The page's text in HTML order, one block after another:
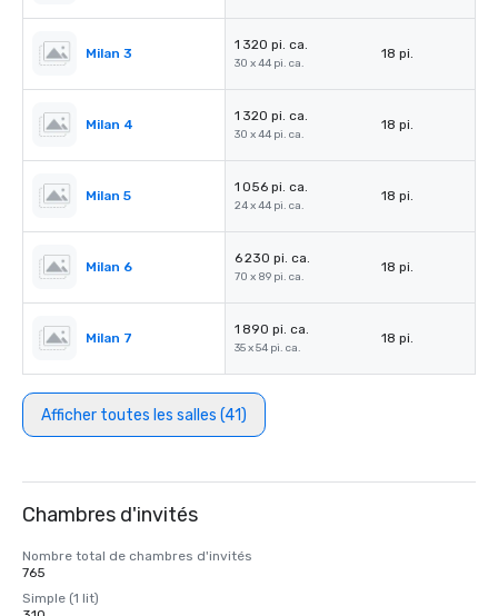
Milan 3
1 320 pi. ca.
30 x 44 pi. ca.
18 pi.
Milan 4
1 320 pi. ca.
30 x 44 pi. ca.
18 pi.
Milan 5
1 056 pi. ca.
24 x 44 pi. ca.
18 pi.
Milan 6
6 230 pi. ca.
70 x 89 pi. ca.
18 pi.
Milan 7
1 890 pi. ca.
35 x 54 pi. ca.
18 pi.
Afficher toutes les salles (41)
Chambres d'invités
Nombre total de chambres d'invités
765
Simple (1 lit)